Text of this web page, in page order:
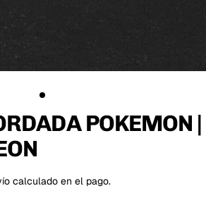
POKEMON |
calculado en el pago.